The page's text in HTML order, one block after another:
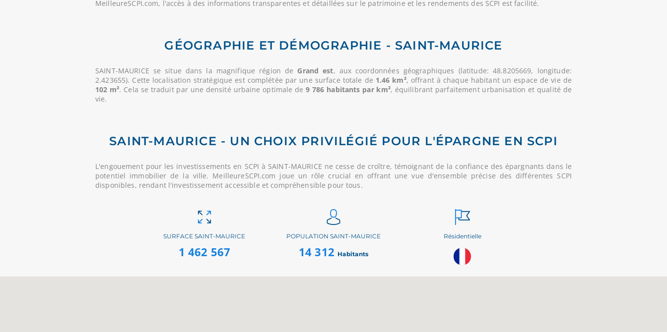
MeilleureSCPI.com, l'accès à des informations transparentes et détaillées sur le patrimoine et les rendements des SCPI est facilité.
GÉOGRAPHIE ET DÉMOGRAPHIE - SAINT-MAURICE
SAINT-MAURICE se situe dans la magnifique région de Grand est, aux coordonnées géographiques (latitude: 48.8205669, longitude:
2.423655). Cette localisation stratégique est complétée par une surface totale de 1.46 km², offrant à chaque habitant un espace de vie de
102 m². Cela se traduit par une densité urbaine optimale de9 786 habitants par km², équilibrant parfaitement urbanisation et qualité de
vie.
SAINT-MAURICE - UN CHOIX PRIVILÉGIÉ POUR L'ÉPARGNE EN SCPI
L'engouement pour les investissements en SCPI à SAINT-MAURICE ne cesse de croître, témoignant de la confiance des épargnants dans le
potentiel immobilier de la ville. MeilleureSCPI.com joue un rôle crucial en offrant une vue d'ensemble précise des différentes SCPI
disponibles, rendant l'investissement accessible et compréhensible pour tous.
SURFACE SAINT-MAURICE
1 462 567
POPULATION SAINT-MAURICE
14 312 Habitants
Résidentielle